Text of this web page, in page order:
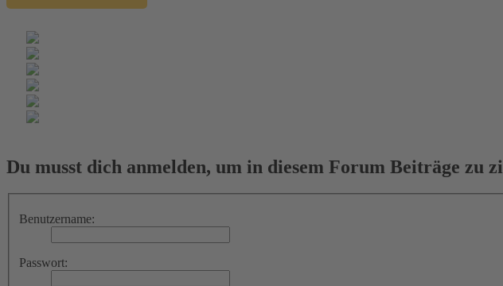
Du musst dich anmelden, um in diesem Forum Beiträge zu
Benutzername:
Passwort: